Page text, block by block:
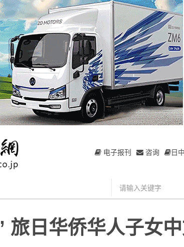
电子报刊 咨询 日
旅日华侨华人子女